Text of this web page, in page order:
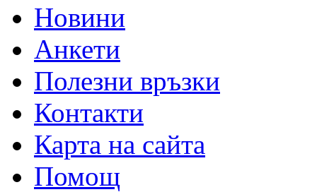
Новини
Анкети
Полезни връзки
Контакти
Карта на сайта
Помощ